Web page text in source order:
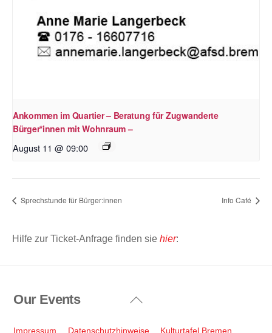
Ankommen im Quartier – Beratung für Zugwanderte
Bürger*innen mit Wohnraum –
August 11 @ 09:00
Sprechstunde für Bürger:innen Info Café
Hilfe zur Ticket-Anfrage finden sie hier:
Back
Top
Our Events
Impressum Datenschutzhinweise Kulturtafel Bremen